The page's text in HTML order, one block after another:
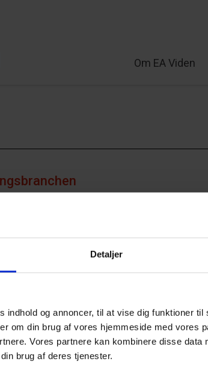
Detaljer
indhold og annoncer, til at vise dig funktioner
om din brug af vores hjemmeside med vores
Vores partnere kan kombinere disse data
brug af deres tjenester.
Om EA Viden